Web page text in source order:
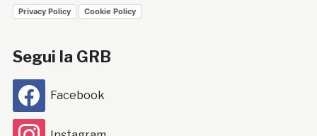
Privacy Policy Cookie Policy
Segui la GRB
Facebook